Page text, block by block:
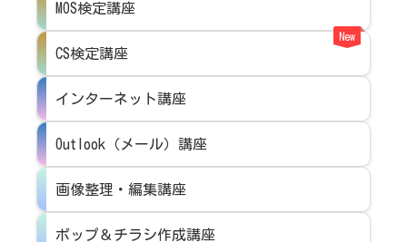
MOS検定講座
CS検定講座
New
インターネット講座
Outlook（メール）講座
画像整理・編集講座
ポップ＆チラシ作成講座